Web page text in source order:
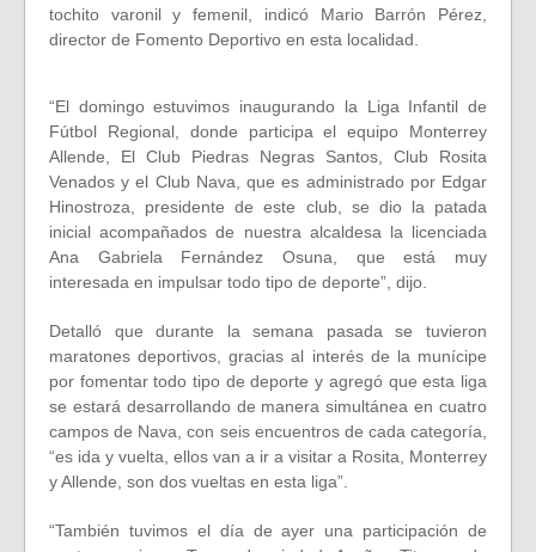
tochito varonil y femenil, indicó Mario Barrón Pérez,
director de Fomento Deportivo en esta localidad.
“El domingo estuvimos inaugurando la Liga Infantil de
Fútbol Regional, donde participa el equipo Monterrey
Allende, El Club Piedras Negras Santos, Club Rosita
Venados y el Club Nava, que es administrado por Edgar
Hinostroza, presidente de este club, se dio la patada
inicial acompañados de nuestra alcaldesa la licenciada
Ana Gabriela Fernández Osuna, que está muy
interesada en impulsar todo tipo de deporte”, dijo.
Detalló que durante la semana pasada se tuvieron
maratones deportivos, gracias al interés de la munícipe
por fomentar todo tipo de deporte y agregó que esta liga
se estará desarrollando de manera simultánea en cuatro
campos de Nava, con seis encuentros de cada categoría,
“es ida y vuelta, ellos van a ir a visitar a Rosita, Monterrey
y Allende, son dos vueltas en esta liga”.
“También tuvimos el día de ayer una participación de